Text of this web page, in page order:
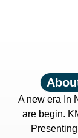
A new era In
are begin.